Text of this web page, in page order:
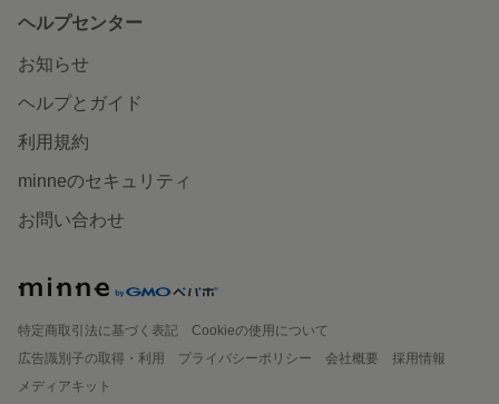
ヘルプセンター
お知らせ
ヘルプとガイド
利用規約
minneのセキュリティ
お問い合わせ
特定商取引法に基づく表記
Cookieの使用について
広告識別子の取得・利用
プライバシーポリシー 会社概要
採用情報
メディアキット